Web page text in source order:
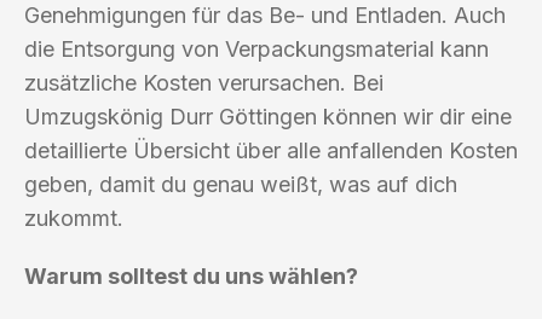
Genehmigungen für das Be- und Entladen. Auch
die Entsorgung von Verpackungsmaterial kann
zusätzliche Kosten verursachen. Bei
Umzugskönig Durr Göttingen können wir dir eine
detaillierte Übersicht über alle anfallenden Kosten
geben, damit du genau weißt, was auf dich
zukommt.
Warum solltest du uns wählen?